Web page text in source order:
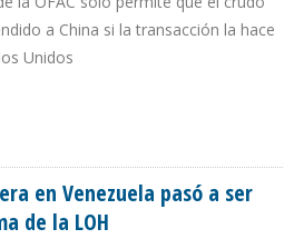
a China si la transacción la hace
Unidos
en Venezuela pasó a ser
de la LOH